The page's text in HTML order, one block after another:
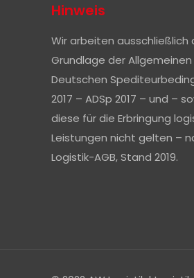
Hinweis
Wir arbeiten ausschließlich
Grundlage der Allgemeinen
Deutschen
2017 – ADSp 2017 – und –
diese für die Erbringung
Leistungen nicht gelten –
Logistik-AGB, Stand 2019.